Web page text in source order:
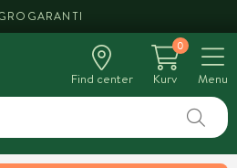
Find center
0
Kurv
Menu